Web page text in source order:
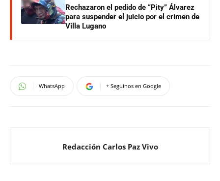
Rechazaron el pedido de “Pity” Álvarez
para suspender el juicio por el crimen de
Villa Lugano
WhatsApp + Seguinos en Google
Redacción Carlos Paz Vivo